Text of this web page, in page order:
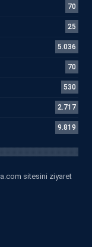
70
25
5.036
70
530
2.717
9.819
sitesini ziyaret